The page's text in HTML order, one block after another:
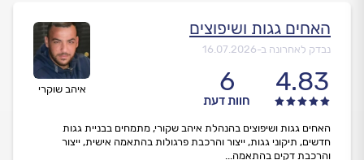
איהב שוקרי
האחים גגות ושיפוצים
נבדק לאחרונה ב-16.07.2026
4.83
6
חוות דעת
האחים גגות ושיפוצים בהנהלת איהב שקורי, מתמחים בבניית גגות
חדשים, תיקוני גגות, ייצור והרכבת פרגולות בהתאמה אישית, ייצור
והרכבת דקים בהתאמה...